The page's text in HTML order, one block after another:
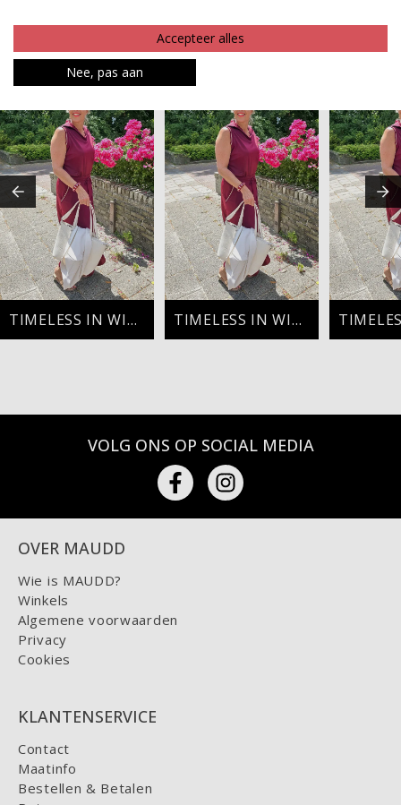
MAAK JE LOOK COMPLEET
TIMELESS IN WINE TIMELESS IN WINE
VOLG ONS OP SOCIAL MEDIA
OVER MAUDD
Wie is MAUDD?
Winkels
Algemene voorwaarden
Privacy
Cookies
KLANTENSERVICE
Contact
Maatinfo
Bestellen & Betalen
Accepteer alles
Nee, pas aan